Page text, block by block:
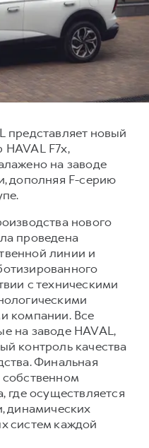
3 499 000 ₽
3 599 000 ₽
клиентов
представляет новый
F7x,
на заводе
дополняя F-серию
нового
проведена
линии и
с техническими
компании. Все
на заводе HAVAL,
контроль качества
Финальная
где осуществляется
динамических
систем каждой